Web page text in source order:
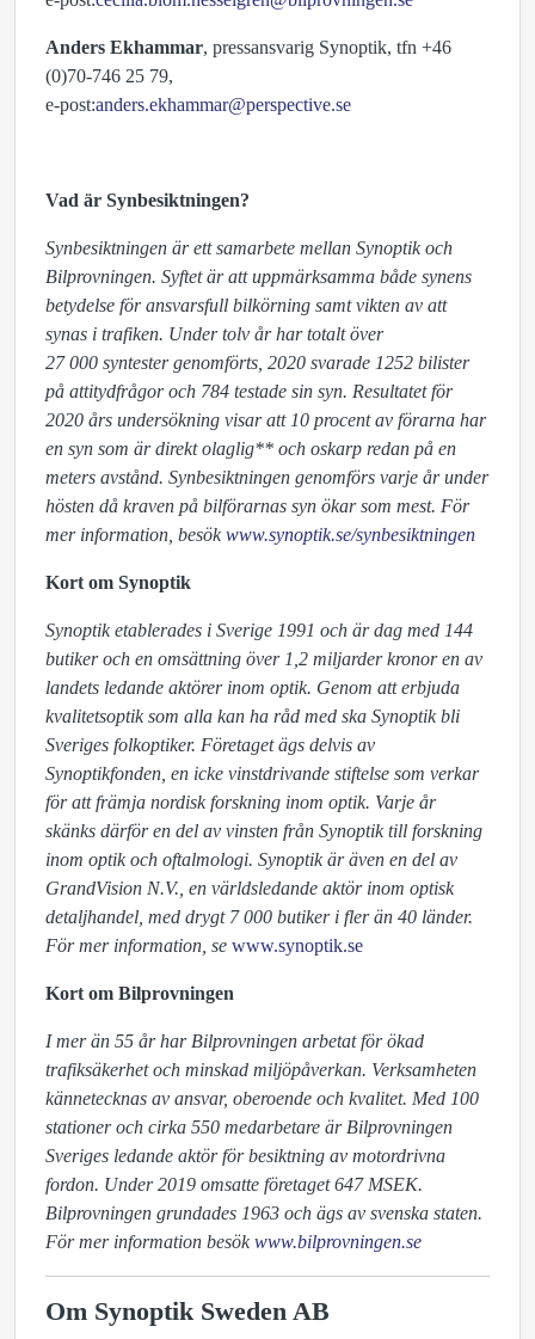
Anders Ekhammar, pressansvarig Synoptik, tfn +46
(0)70-746 25 79,
e-post:anders.ekhammar@perspective.se
Vad är Synbesiktningen?
Synbesiktningen är ett samarbete mellan Synoptik och
Bilprovningen. Syftet är att uppmärksamma både synens
betydelse för ansvarsfull bilkörning samt vikten av att
synas i trafiken. Under tolv år har totalt över
27 000 syntester genomförts, 2020 svarade 1252 bilister
på attitydfrågor och 784 testade sin syn. Resultatet för
2020 års undersökning visar att 10 procent av förarna har
en syn som är direkt olaglig** och oskarp redan på en
meters avstånd. Synbesiktningen genomförs varje år under
hösten då kraven på bilförarnas syn ökar som mest. För
mer information, besökwww.synoptik.se/synbesiktningen
Kort om Synoptik
Synoptik etablerades i Sverige 1991 och är dag med 144
butiker och en omsättning över 1,2 miljarder kronor en av
landets ledande aktörer inom optik. Genom att erbjuda
kvalitetsoptik som alla kan ha råd med ska Synoptik bli
Sveriges folkoptiker. Företaget ägs delvis av
Synoptikfonden, en icke vinstdrivande stiftelse som verkar
för att främja nordisk forskning inom optik. Varje år
skänks därför en del av vinsten från Synoptik till forskning
inom optik och oftalmologi. Synoptik är även en del av
GrandVision N.V., en världsledande aktör inom optisk
detaljhandel, med drygt 7 000 butiker i fler än 40 länder.
För mer information, se www.synoptik.se
Kort om Bilprovningen
I mer än 55 år har Bilprovningen arbetat för ökad
trafiksäkerhet och minskad miljöpåverkan. Verksamheten
kännetecknas av ansvar, oberoende och kvalitet. Med 100
stationer och cirka 550 medarbetare är Bilprovningen
Sveriges ledande aktör för besiktning av motordrivna
fordon. Under 2019 omsatte företaget 647 MSEK.
Bilprovningen grundades 1963 och ägs av svenska staten.
För mer information besökwww.bilprovningen.se
Om Synoptik Sweden AB